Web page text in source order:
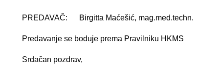
PREDAVAČ: Birgitta Maćešić, mag.med.techn.
Predavanje se boduje prema Pravilniku HKMS
Srdačan pozdrav,